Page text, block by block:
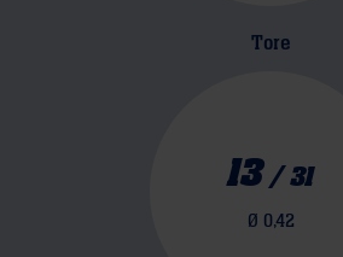
Tore
13/31
Ø 0,42